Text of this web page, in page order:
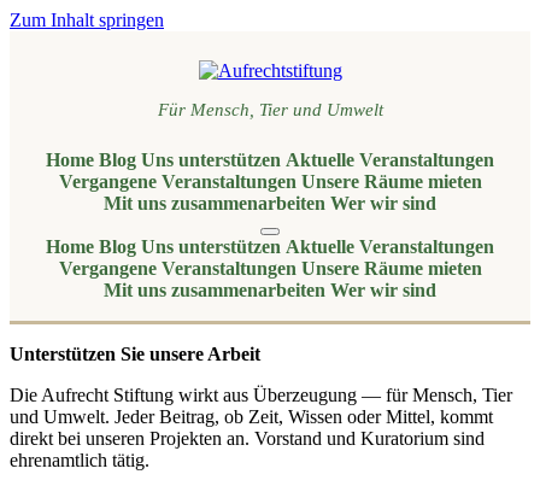
Zum Inhalt springen
Für Mensch, Tier und Umwelt
Home Blog Uns unterstützen Aktuelle Veranstaltungen
Vergangene Veranstaltungen Unsere Räume mieten
Mit uns zusammenarbeiten Wer wir sind
Home Blog Uns unterstützen Aktuelle Veranstaltungen
Vergangene Veranstaltungen Unsere Räume mieten
Mit uns zusammenarbeiten Wer wir sind
Unterstützen Sie unsere Arbeit
Die Aufrecht Stiftung wirkt aus Überzeugung — für Mensch, Tier
und Umwelt. Jeder Beitrag, ob Zeit, Wissen oder Mittel, kommt
direkt bei unseren Projekten an. Vorstand und Kuratorium sind
ehrenamtlich tätig.